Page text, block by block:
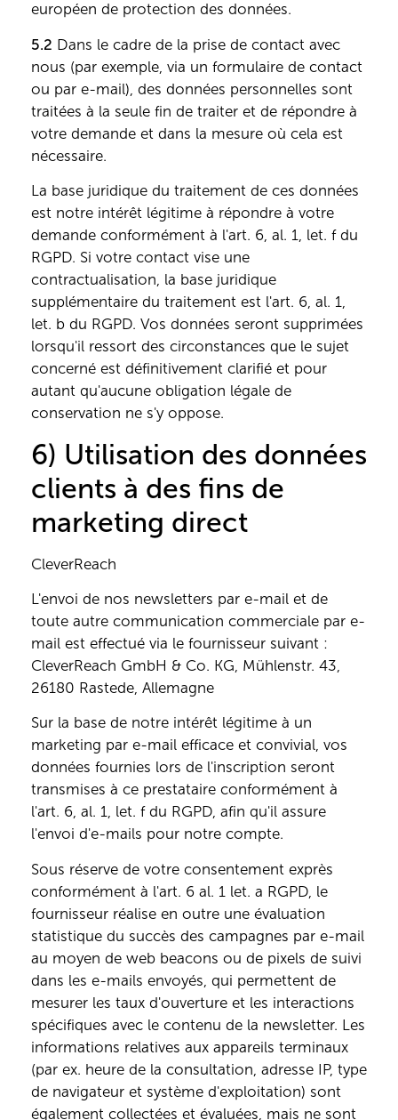
européen de protection des données.
5.2 Dans le cadre de la prise de contact avec
nous (par exemple, via un formulaire de contact
ou par e-mail), des données personnelles sont
traitées à la seule fin de traiter et de répondre à
votre demande et dans la mesure où cela est
nécessaire.
La base juridique du traitement de ces données
est notre intérêt légitime à répondre à votre
demande conformément à l'art. 6, al. 1, let. f du
RGPD. Si votre contact vise une
contractualisation, la base juridique
supplémentaire du traitement est l'art. 6, al. 1,
let. b du RGPD. Vos données seront supprimées
lorsqu'il ressort des circonstances que le sujet
concerné est définitivement clarifié et pour
autant qu'aucune obligation légale de
conservation ne s'y oppose.
6) Utilisation des données
clients à des fins de
marketing direct
CleverReach
L'envoi de nos newsletters par e-mail et de
toute autre communication commerciale par e-
mail est effectué via le fournisseur suivant :
CleverReach GmbH & Co. KG, Mühlenstr. 43,
26180 Rastede, Allemagne
Sur la base de notre intérêt légitime à un
marketing par e-mail efficace et convivial, vos
données fournies lors de l'inscription seront
transmises à ce prestataire conformément à
l'art. 6, al. 1, let. f du RGPD, afin qu'il assure
l'envoi d'e-mails pour notre compte.
Sous réserve de votre consentement exprès
conformément à l'art. 6 al. 1 let. a RGPD, le
fournisseur réalise en outre une évaluation
statistique du succès des campagnes par e-mail
au moyen de web beacons ou de pixels de suivi
dans les e-mails envoyés, qui permettent de
mesurer les taux d'ouverture et les interactions
spécifiques avec le contenu de la newsletter. Les
informations relatives aux appareils terminaux
(par ex. heure de la consultation, adresse IP, type
de navigateur et système d'exploitation) sont
également collectées et évaluées, mais ne sont